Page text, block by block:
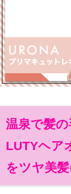
温泉で髪
LUTYヘア
をツヤ美